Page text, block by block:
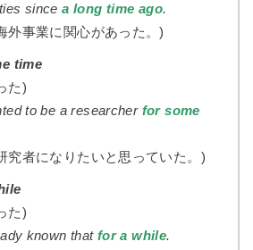
sincea long time ago.
外事業に関心があった。)
time
た)
to be a researcher for some
究者になりたいと思っていた。)
た)
known that for a while.